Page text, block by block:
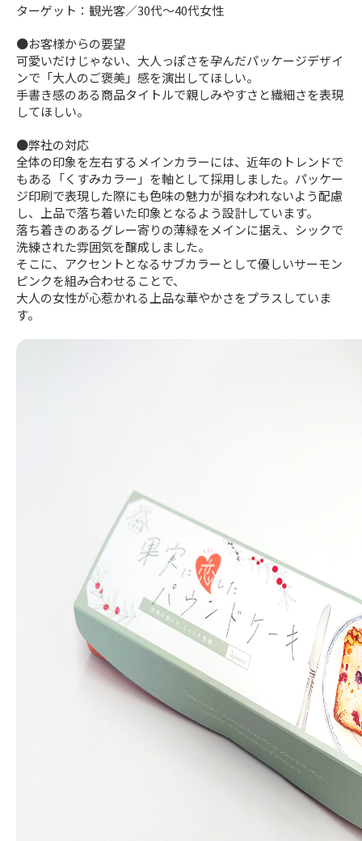
ターゲット：観光客／30代〜40代女性
●お客様からの要望
可愛いだけじゃない、大人っぽさを孕んだパッケージデザイ
ンで「大人のご褒美」感を演出してほしい。
手書き感のある商品タイトルで親しみやすさと繊細さを表現
してほしい。
●弊社の対応
全体の印象を左右するメインカラーには、近年のトレンドで
もある「くすみカラー」を軸として採用しました。パッケー
ジ印刷で表現した際にも色味の魅力が損なわれないよう配慮
し、上品で落ち着いた印象となるよう設計しています。
落ち着きのあるグレー寄りの薄緑をメインに据え、シックで
洗練された雰囲気を醸成しました。
そこに、アクセントとなるサブカラーとして優しいサーモン
ピンクを組み合わせることで、
大人の女性が心惹かれる上品な華やかさをプラスしていま
す。